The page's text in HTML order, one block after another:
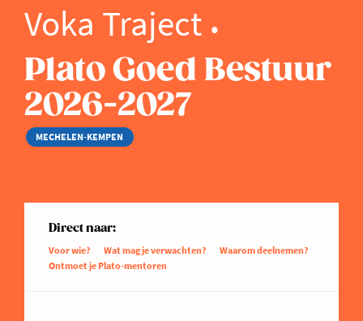
Voka Traject
Plato Goed Bestuur
2026-2027
MECHELEN-KEMPEN
Direct naar:
Voor wie? Wat mag je verwachten?
Waarom deelnemen?
Ontmoet je Plato-mentoren